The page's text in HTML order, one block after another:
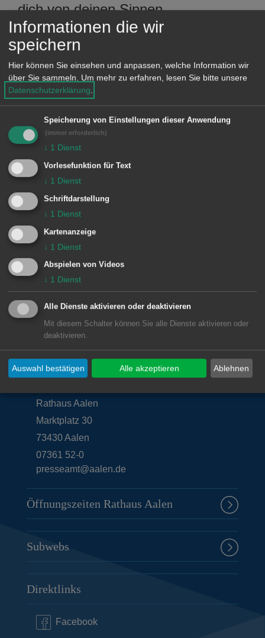
dich von deinen Sinnen
überraschen.
Für Kinder von 4 - 12 Jahren, Eintritt
frei.
Öffnungszeiten der Stadtbibliothek
im Torhaus:
Mo, Di, Do und Fr
12.00 – 18.00 Uhr
Mi 9.00 – 18.00 Uhr
Sa 10.00 – 13.00 Uhr
© Stadt Aalen, 16.10.2014
Unsere Anschrift
Rathaus Aalen
Marktplatz 30
73430Aalen
07361 52-0
presseamt@aalen.de
Öffnungszeiten Rathaus Aalen
Subwebs
Direktlinks
Facebook
Informationen die wir
speichern
Hier können Sie einsehen und anpassen, welche Information wir
über Sie sammeln. Um mehr zu erfahren, lesen Sie bitte unsere
Datenschutzerklärung.
Speicherung von Einstellungen dieser Anwendung
(immer erforderlich)
↓ 1 Dienst
Vorlesefunktion für Text
↓ 1 Dienst
Schriftdarstellung
↓ 1 Dienst
Kartenanzeige
↓ 1 Dienst
Abspielen von Videos
↓ 1 Dienst
Alle Dienste aktivieren oder deaktivieren
Mit diesem Schalter können Sie alle Dienste aktivieren oder
deaktivieren.
Ablehnen
Auswahl bestätigen Alle akzeptieren